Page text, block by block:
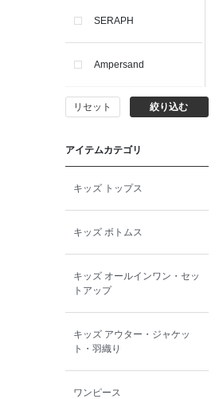
SERAPH
Ampersand
BIT'Z
toitoitoi
BOBOCHOSES
allolun.
ICE RING
リセット 絞り込む
アイテムカテゴリ
キッズ トップス
キッズ ボトムス
キッズ オールインワン・セッ
トアップ
キッズ アウター・ジャケッ
ト・羽織り
ワンピース